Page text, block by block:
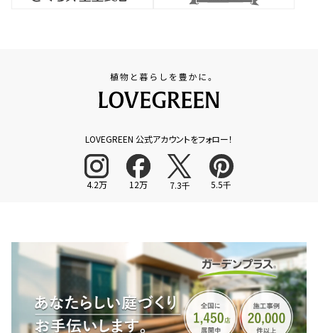
LOVEGREEN 公式アカウントをフォロー！
4.2万 12万 7.3千 5.5千